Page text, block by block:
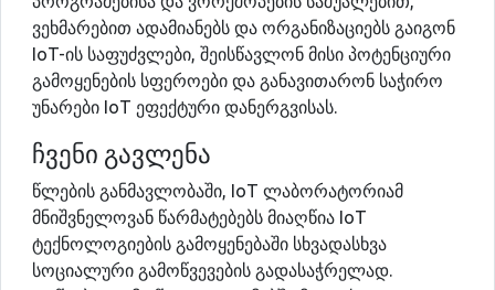
ვეხმარებით ადამიანებს და ორგანიზაციებს გაიგონ
IoT-ის საფუძვლები, შეისწავლონ მისი პოტენციური
გამოყენების სფეროები და განავითარონ საჭირო
უნარები IoT ეფექტური დანერგვისას.
ჩვენი გავლენა
წლების განმავლობაში, IoT ლაბორატორიამ
მნიშვნელოვან წარმატებებს მიაღწია IoT
ტექნოლოგიების გამოყენებაში სხვადასხვა
სოციალური გამოწვევების გადასაჭრელად.